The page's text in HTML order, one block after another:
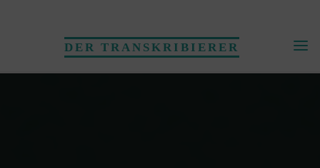
DER TRANSKRIBIERER